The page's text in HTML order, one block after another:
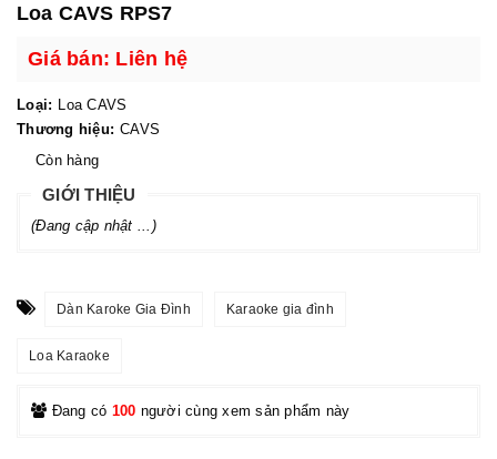
Loa CAVS RPS7
Giá bán: Liên hệ
Loại:
Loa CAVS
Thương hiệu: CAVS
Còn hàng
GIỚI THIỆU
(Đang cập nhật ...)
Dàn Karoke Gia Đình Karaoke gia đình
Loa Karaoke
Đang có 100 người cùng xem sản phẩm này